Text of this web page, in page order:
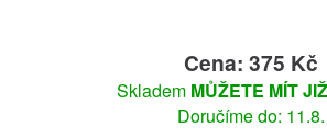
Cena: 375 Kč
Skladem MŮŽETE MÍT
Doručíme do: 11.8.